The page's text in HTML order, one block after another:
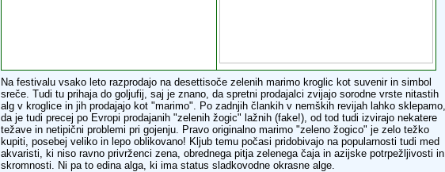
Na festivalu vsako leto razprodajo na desettisoče zelenih marimo kroglic kot suvenir in simbol
sreče. Tudi tu prihaja do goljufij, saj je znano, da spretni prodajalci zvijajo sorodne vrste nitastih
alg v kroglice in jih prodajajo kot "marimo". Po zadnjih člankih v nemških revijah lahko sklepamo,
da je tudi precej po Evropi prodajanih "zelenih žogic" lažnih (fake!), od tod tudi izvirajo nekatere
težave in netipični problemi pri gojenju. Pravo originalno marimo "zeleno žogico" je zelo težko
kupiti, posebej veliko in lepo oblikovano! Kljub temu počasi pridobivajo na popularnosti tudi med
akvaristi, ki niso ravno privrženci zena, obrednega pitja zelenega čaja in azijske potrpežljivosti in
skromnosti. Ni pa to edina alga, ki ima status sladkovodne okrasne alge.